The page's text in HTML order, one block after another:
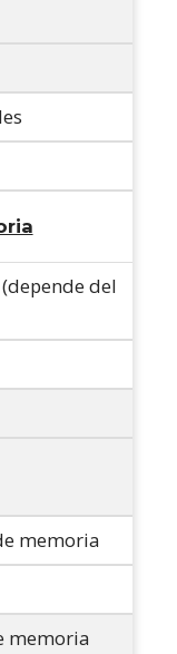
del
memoria
memoria